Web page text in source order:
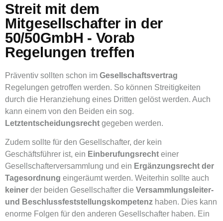
Streit mit dem
Mitgesellschafter in der
50/50GmbH - Vorab
Regelungen treffen
Präventiv sollten schon im Gesellschaftsvertrag
Regelungen getroffen werden. So können Streitigkeiten
durch die Heranziehung eines Dritten gelöst werden. Auch
kann einem von den Beiden ein sog.
Letztentscheidungsrecht gegeben werden.
Zudem sollte für den Gesellschafter, der kein
Geschäftsführer ist, ein Einberufungsrecht einer
Gesellschafterversammlung und ein Ergänzungsrecht der
Tagesordnung eingeräumt werden. Weiterhin sollte auch
keiner der beiden Gesellschafter die Versammlungsleiter-
und Beschlussfeststellungskompetenz haben. Dies kann
enorme Folgen für den anderen Gesellschafter haben. Ein